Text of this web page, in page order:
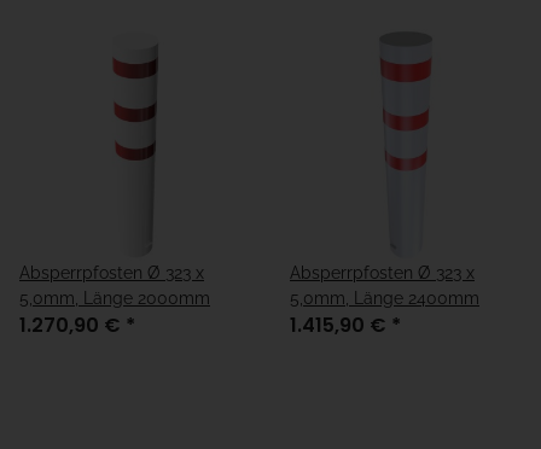
Absperrpfosten Ø 323 x
5,0mm, Länge 2000mm
1.270,90 € *
Absperrpfosten Ø 323 x
5,0mm, Länge 2400mm
1.415,90 € *